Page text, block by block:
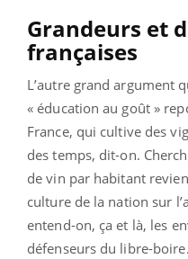
Grandeurs et
françaises
L’autre grand argument
« éducation au goût »
France, qui cultive des
des temps, dit-on.
de vin par habitant
culture de la nation sur
entend-on, ça et là, les
défenseurs du libre-boire.